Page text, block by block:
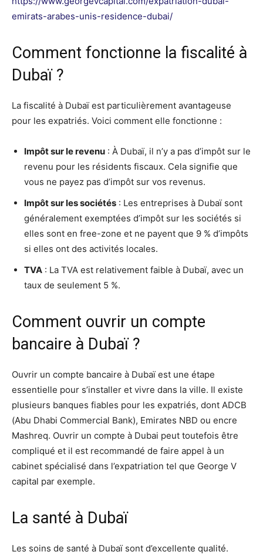
emirats-arabes-unis-residence-dubai/
Comment fonctionne la fiscalité à
Dubaï ?
La fiscalité à Dubaï est particulièrement avantageuse
pour les expatriés. Voici comment elle fonctionne :
Impôt sur le revenu : À Dubaï, il n’y a pas d’impôt sur le
revenu pour les résidents fiscaux. Cela signifie que
vous ne payez pas d’impôt sur vos revenus.
Impôt sur les sociétés : Les entreprises à Dubaï sont
généralement exemptées d’impôt sur les sociétés si
elles sont en free-zone et ne payent que 9 % d’impôts
si elles ont des activités locales.
TVA : La TVA est relativement faible à Dubaï, avec un
taux de seulement 5 %.
Comment ouvrir un compte
bancaire à Dubaï ?
Ouvrir un compte bancaire à Dubaï est une étape
essentielle pour s’installer et vivre dans la ville. Il existe
plusieurs banques fiables pour les expatriés, dont ADCB
(Abu Dhabi Commercial Bank), Emirates NBD ou encre
Mashreq. Ouvrir un compte à Dubai peut toutefois être
compliqué et il est recommandé de faire appel à un
cabinet spécialisé dans l’expatriation tel que George V
capital par exemple.
La santé à Dubaï
Les soins de santé à Dubaï sont d’excellente qualité.